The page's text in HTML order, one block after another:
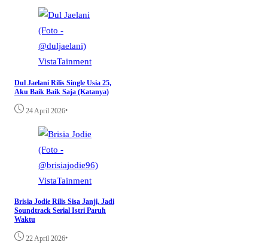
VistaTainment
Dul Jaelani Rilis Single Usia 25,
Aku Baik Baik Saja (Katanya)
24 April 2026•
VistaTainment
Brisia Jodie Rilis Sisa Janji, Jadi
Soundtrack Serial Istri Paruh
Waktu
22 April 2026•